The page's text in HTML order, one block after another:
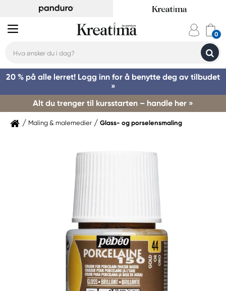
20 % på alle lerret! Logg inn for å benytte deg av tilbudet
»
Alt du trenger til kursstarten – handle her »
Maling & malemedier Glass- og porselensmaling